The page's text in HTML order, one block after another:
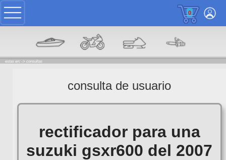
0
estas en: -> consultas
consulta de usuario
rectificador para una
suzuki gsxr600 del 2007